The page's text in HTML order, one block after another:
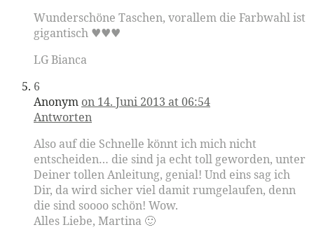
Wunderschöne Taschen, vorallem die Farbwahl ist
gigantisch ♥♥♥
LG Bianca
6
Anonym on 14. Juni 2013 at 06:54
Antworten
Also auf die Schnelle könnt ich mich nicht
entscheiden… die sind ja echt toll geworden, unter
Deiner tollen Anleitung, genial! Und eins sag ich
Dir, da wird sicher viel damit rumgelaufen, denn
die sind soooo schön! Wow.
Alles Liebe, Martina 🙂